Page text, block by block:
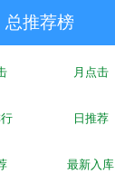
总推荐榜
月点击
日推荐
最新入库